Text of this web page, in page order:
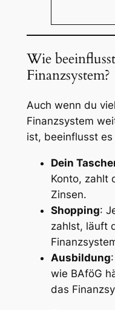
Wie
Finanzsystem?
Auch wenn du
Finanzsystem
ist, beeinflusst
Dein
Konto, zahlt
Zinsen.
Shopping:
zahlst, läuft
Ausbildung
wie BAföG
das